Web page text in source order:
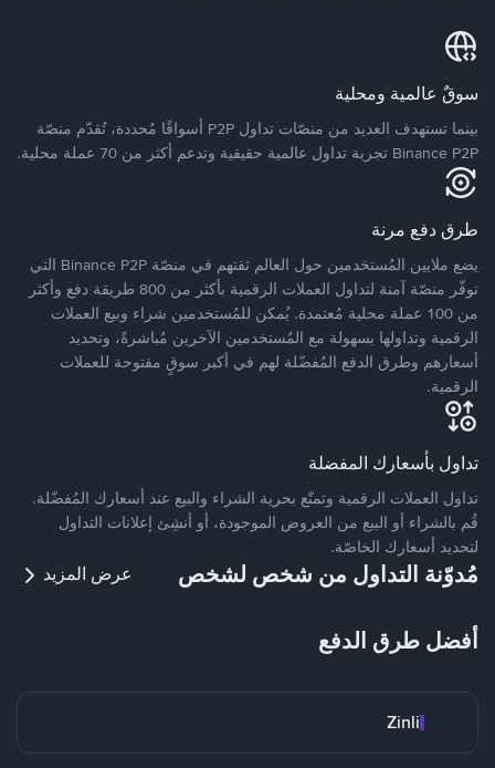
سوقٌ عالمية ومحلية
بينما تستهدف العديد من منصّات تداول P2P أسواقًا مُحددة، تُقدّم منصّة
Binance P2P تجربة تداول عالمية حقيقية وتدعم أكثر من 70 عملة محلية.
طرق دفع مرنة
يضع ملايين المُستخدمين حول العالم ثقتهم في منصّة Binance P2P التي
توفّر منصّة آمنة لتداول العملات الرقمية بأكثر من 800 طريقة دفع وأكثر
من 100 عملة محلية مُعتمدة. يُمكن للمُستخدمين شراء وبيع العملات
الرقمية وتداولها بسهولة مع المُستخدمين الآخرين مُباشرةً، وتحديد
أسعارهم وطرق الدفع المُفضّلة لهم في أكبر سوقٍ مفتوحة للعملات
الرقمية.
تداول بأسعارك المفضلة
تداول العملات الرقمية وتمتّع بحرية الشراء والبيع عند أسعارك المُفضّلة.
قُم بالشراء أو البيع من العروض الموجودة، أو أنشِئ إعلانات التداول
لتحديد أسعارك الخاصّة.
مُدوّنة التداول من شخص لشخص عرض المزيد
أفضل طرق الدفع
Zinli